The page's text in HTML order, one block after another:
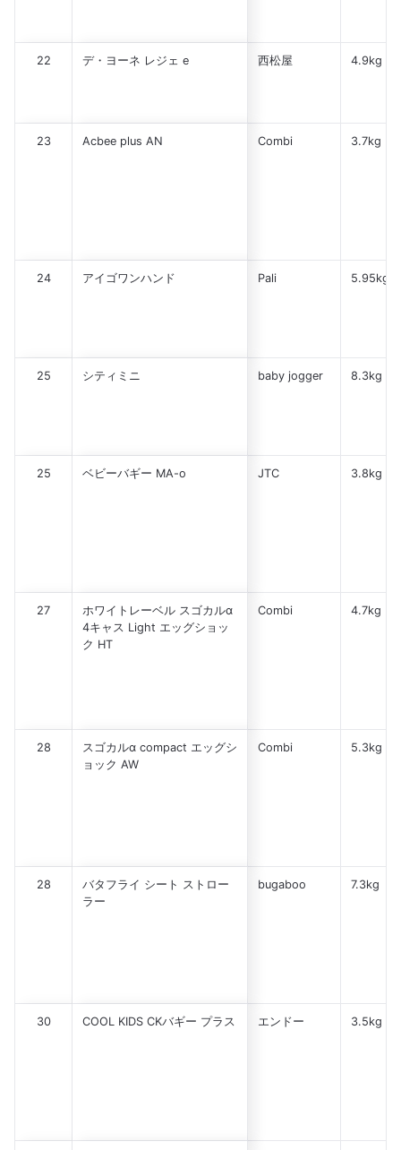
22 デ・ヨーネ レジェ e 西松屋 4.9kg
23 Acbee plus AN Combi 3.7kg
24 アイゴワンハンド Pali 5.95kg
25 シティミニ baby jogger 8.3kg
25 ベビーバギー MA-o JTC 3.8kg
27
ホワイトレーベル スゴカルα
4キャス Light エッグショッ
ク HT
Combi 4.7kg
28
スゴカルα compact エッグシ
ョック AW
Combi 5.3kg
28
バタフライ シート ストロー
ラー
bugaboo 7.3kg
30 COOL KIDS CKバギー プラス エンドー 3.5kg